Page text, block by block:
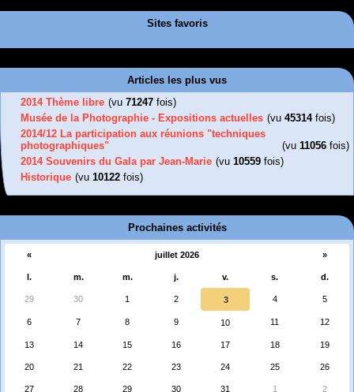
Sites favoris
Articles les plus vus
2014 Thème libre (vu 71247 fois)
Musée de la Photographie - Expositions actuelles (vu 45314fois)
2014/12 La participation aux réunions "techniques
photographiques"
(vu 11056 fois)
2014 Souvenirs du Gala par Jean-Marie (vu 10559 fois)
Historique (vu 10122 fois)
Prochaines activités
« juillet 2026 »
l. m. m. j. v. s. d.
29 30 1 2 3 4 5
6 7 8 9 10 11 12
13 14 15 16 17 18 19
20 21 22 23 24 25 26
27 28 29 30 31 1 2